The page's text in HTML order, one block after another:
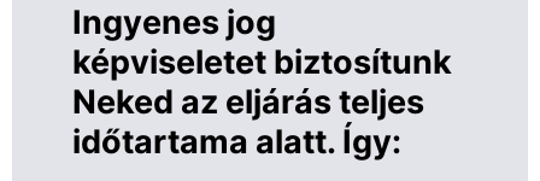
Ingyenes jog
képviseletet biztosítunk
Neked az eljárás teljes
időtartama alatt. Így: